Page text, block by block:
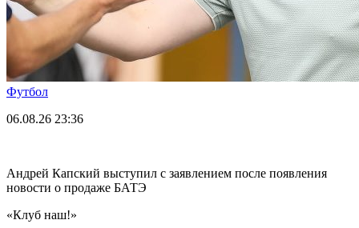
Футбол
06.08.26 23:36
Андрей Капский выступил с заявлением после появления
новости о продаже БАТЭ
«Клуб наш!»